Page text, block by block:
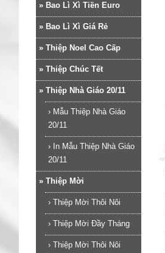
» Bao Lì Xì Tiền Euro
» Bao Lì Xì Giá Rẻ
» Thiệp Noel Cao Cấp
» Thiệp Chúc Tết
» Thiệp Nhà Giáo 20/11
› Mẫu Thiệp Nhà Giáo
20/11
› In Mẫu Thiệp Nhà Giáo
20/11
» Thiệp Mời
› Thiệp Mời Thôi Nôi
› Thiệp Mời Đầy Tháng
› Thiệp Mời Thôi Nôi